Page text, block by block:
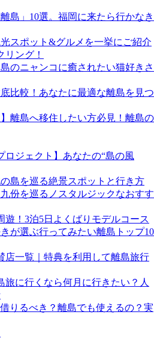
島」10選。福岡に来たら行かなき
スポット&グルメを一挙にご紹介
リング！
のニャンコに癒されたい猫好きさ
比較！あなたに最適な離島を見つ
離島へ移住したい方必見！離島の
ロジェクト】あなたの“島の風
島を巡る絶景スポットと行き方
份を巡るノスタルジックなおすす
遊！3泊5日よくばりモデルコース
が選ぶ行ってみたい離島トップ10
店一覧｜特典を利用して離島旅行
旅に行くなら何月に行きたい？人
りるべき？離島でも使えるの？実